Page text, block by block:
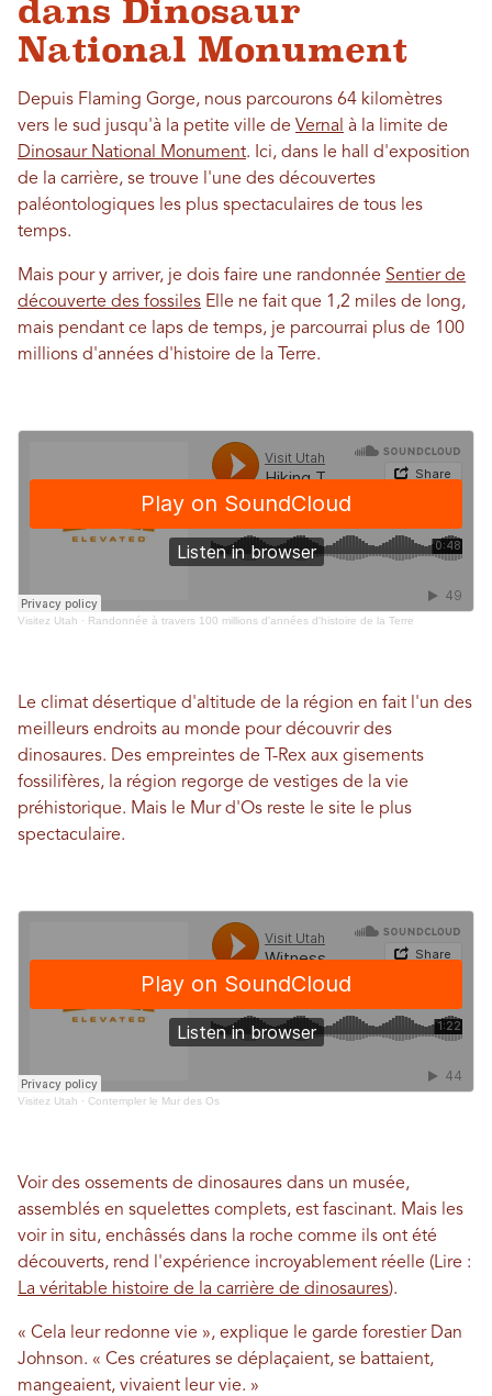
dans Dinosaur
National Monument
Depuis Flaming Gorge, nous parcourons 64 kilomètres
vers le sud jusqu'à la petite ville de Vernal à la limite de
Dinosaur National Monument. Ici, dans le hall d'exposition
de la carrière, se trouve l'une des découvertes
paléontologiques les plus spectaculaires de tous les
temps.
Mais pour y arriver, je dois faire une randonnée Sentier de
découverte des fossiles Elle ne fait que 1,2 miles de long,
mais pendant ce laps de temps, je parcourrai plus de 100
millions d'années d'histoire de la Terre.
Visitez Utah · Randonnée à travers 100 millions d'années d'histoire de la Terre
Le climat désertique d'altitude de la région en fait l'un des
meilleurs endroits au monde pour découvrir des
dinosaures. Des empreintes de T-Rex aux gisements
fossilifères, la région regorge de vestiges de la vie
préhistorique. Mais le Mur d'Os reste le site le plus
spectaculaire.
Visitez Utah · Contempler le Mur des Os
Voir des ossements de dinosaures dans un musée,
assemblés en squelettes complets, est fascinant. Mais les
voir in situ, enchâssés dans la roche comme ils ont été
découverts, rend l'expérience incroyablement réelle (Lire :
La véritable histoire de la carrière de dinosaures).
« Cela leur redonne vie », explique le garde forestier Dan
Johnson. « Ces créatures se déplaçaient, se battaient,
mangeaient, vivaient leur vie. »